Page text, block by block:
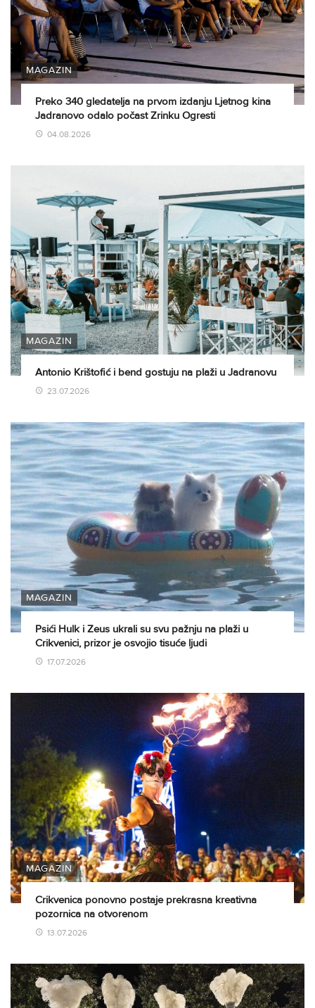
MAGAZIN
Preko 340 gledatelja na prvom izdanju Ljetnog kina
Jadranovo odalo počast Zrinku Ogresti
04.08.2026
MAGAZIN
Antonio Krištofić i bend gostuju na plaži u Jadranovu
23.07.2026
MAGAZIN
Psići Hulk i Zeus ukrali su svu pažnju na plaži u
Crikvenici, prizor je osvojio tisuće ljudi
17.07.2026
MAGAZIN
Crikvenica ponovno postaje prekrasna kreativna
pozornica na otvorenom
13.07.2026